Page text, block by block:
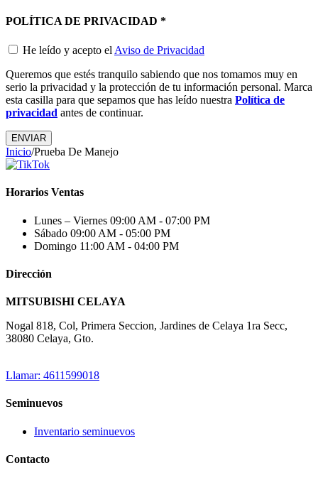
POLÍTICA DE PRIVACIDAD *
He leído y acepto el Aviso de Privacidad
Queremos que estés tranquilo sabiendo que nos tomamos muy en
serio la privacidad y la protección de tu información personal. Marca
esta casilla para que sepamos que has leído nuestra Política de
privacidad antes de continuar.
ENVIAR
Inicio/Prueba De Manejo
Horarios Ventas
Lunes – Viernes 09:00 AM - 07:00 PM
Sábado 09:00 AM - 05:00 PM
Domingo 11:00 AM - 04:00 PM
Dirección
MITSUBISHI CELAYA
Nogal 818, Col, Primera Seccion, Jardines de Celaya 1ra Secc,
38080 Celaya, Gto.
Llamar: 4611599018
Seminuevos
Inventario seminuevos
Contacto